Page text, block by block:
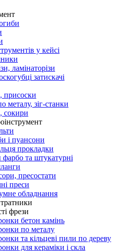
у кейсі
ламінаторізи
затискачі
присоски
металу, зіг-станки
сокири
і пуансони
прокладки
фарбо та штукатурні
пресостати
преси
обладнання
фрези
бетон камінь
по металу
та кільцеві пили по дереву
для кераміки і скла